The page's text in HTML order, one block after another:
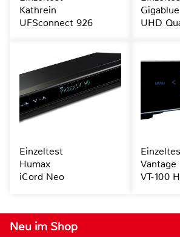
Neu im Shop
Kathrein
UFSconnect 926
Gigablue
UHD
Einzeltest
Humax
iCord Neo
Vantage
VT-100